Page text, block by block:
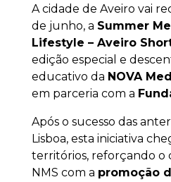
A cidade de Aveiro vai
de junho, a Summer
Lifestyle – Aveiro
edição especial e
educativo da NOVA
em parceria com a
Após o sucesso das
Lisboa, esta iniciativa
territórios, reforçando o
NMS com a promoção